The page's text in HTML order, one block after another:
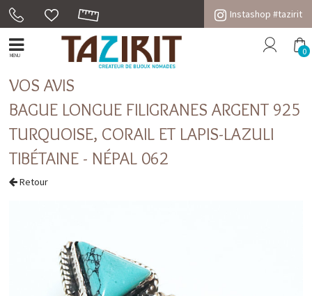
Instashop #tazirit
MENU 0
VOS AVIS
BAGUE LONGUE FILIGRANES ARGENT 925
TURQUOISE, CORAIL ET LAPIS-LAZULI
TIBÉTAINE - NÉPAL 062
Retour